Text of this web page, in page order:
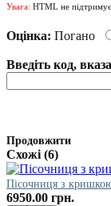
Увага: HTML не
Оцінка: Погано
Введіть код,
Продовжити
Схожі (6)
Пісочниця з
6950.00 грн.